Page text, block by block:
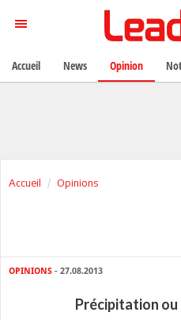
Accueil Opinions
OPINIONS - 27.08.2013
Précipitation
Accueil News Opinion